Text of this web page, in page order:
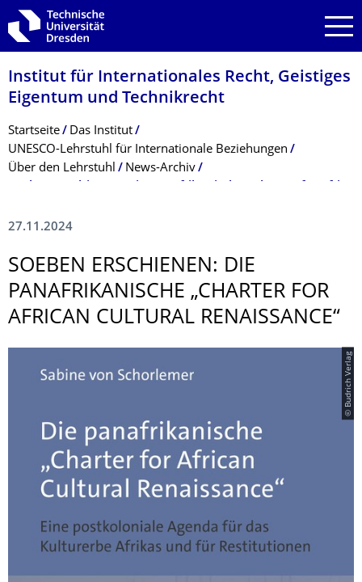
Zur Hauptnavigation springen
Zur Suche springen
Zum Inhalt springen
Institut für Internationales Recht, Geistiges
Eigentum und Technikrecht
Breadcrumb-Menü
Startseite
Das Institut
UNESCO-Lehrstuhl für Internationale Beziehungen
Über den Lehrstuhl
News-Archiv
27.11.2024
SOEBEN ERSCHIENEN: DIE
PANAFRIKANISCHE „CHARTER FOR
AFRICAN CULTURAL RENAISSANCE“
© Budrich Verlag